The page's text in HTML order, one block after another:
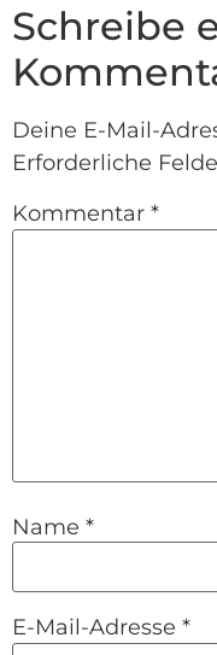
Schreibe
Deine E-Mail-
Erforderliche
Kommentar *
Name *
E-Mail-Adresse *